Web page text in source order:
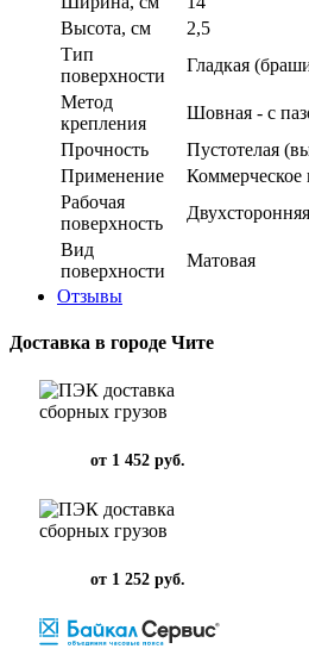
Высота, см
2,5
Тип
поверхности
Гладкая
Метод
крепления
Шовная - с
Прочность
Пустотелая
Применение
Коммерческое
Рабочая
поверхность
Двухсторонняя
Вид
поверхности
Матовая
Отзывы
Доставка в городе Чите
от 1 452 руб.
от 1 252 руб.